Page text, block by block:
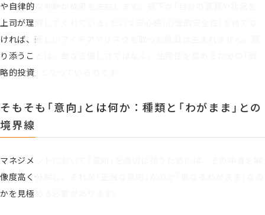
や自律的な判断が成果を左右します。部下が「自分の意見や状況を
上司が理解してくれている」という安心感（心理的安全性）を持てな
ければ、新しいアイデアやリスクを取った挑戦は生まれません。寄
り添うことは、単なる優しさではなく、生産性を高めるための「戦
略的投資」となっているのです。
そもそも「意向」とは何か：種類と「わがまま」との
境界線
マネジメントにおいて「意向」を適切に扱うためには、その中身を解
像度高く分解し、それが「正当な意向」なのか「単なるわがまま」なの
かを見極める必要があります。